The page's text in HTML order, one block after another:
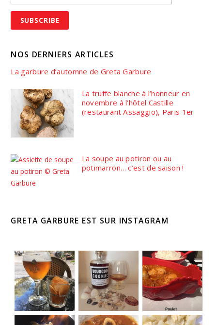
NOS DERNIERS ARTICLES
La garbure d’automne de Greta Garbure
La truffe blanche à l’honneur en
novembre à l’hôtel Castille
(restaurant Assaggio), Paris 1er
La soupe au potiron ou au
potimarron… c’est de saison !
GRETA GARBURE EST SUR INSTAGRAM